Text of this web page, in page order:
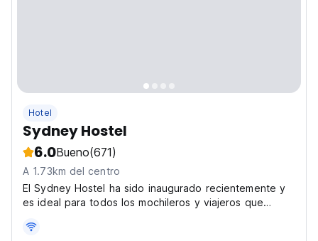
Hotel
Sydney Hostel
6.0Bueno(671)
A 1.73km del centro
El Sydney Hostel ha sido inaugurado recientemente y
es ideal para todos los mochileros y viajeros que